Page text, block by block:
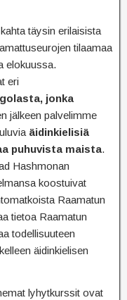
täysin erilaisista
tilaamaa
elokuussa.
eri
jonka
jälkeen palvelimme
äidinkielisiä
puhuvista maista.
Hashmonan
koostuivat
Raamatun
tietoa Raamatun
todellisuuteen
äidinkielisen
lyhytkurssit ovat